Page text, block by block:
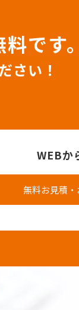
です
さい！
WEBか
無料お見積